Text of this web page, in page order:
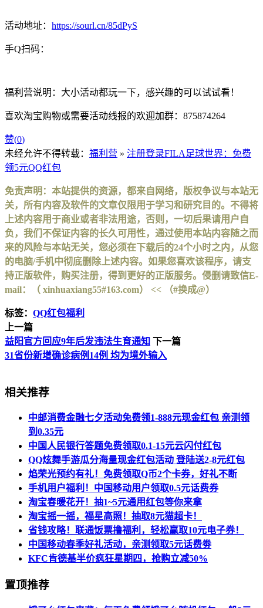
活动地址： https://sourl.cn/85dPyS
手Q扫码：
福利营说明：大小活动都玩一下，感兴趣的可以试试看！
喜欢淘宝购物或需要活动线报的欢迎加群：875874264
赞(0)
未经允许不得转载： 福利营 » 注册登录FILA足球世界：免费
领5元QQ红包
免责声明：本站提供的资源，都来自网络，版权争议与本站无
关，所有内容及软件的文章仅限用于学习和研究目的。不得将
上述内容用于商业或者非法用途，否则，一切后果请用户自
负，我们不保证内容的长久可用性，通过使用本站内容随之而
来的风险与本站无关，您必须在下载后的24个小时之内，从您
的电脑/手机中彻底删除上述内容。如果您喜欢该程序，请支
持正版软件，购买注册，得到更好的正版服务。侵删请致信E-
mail：（ xinhuaxiang55#163.com） << （#换成@）
标签： QQ红包福利
上一篇
益阳官方回应9年后发违法生育通知 下一篇
31省份新增确诊病例14例 均为境外输入
相关推荐
中邮消费金融七夕活动免费领1-888元现金红包 亲测领
到0.35元
中国人民银行答题免费领取0.1-15元云闪付红包
QQ炫舞手游瓜分海量现金红包活动 登陆送2-8元红包
焰荣光预约有礼！免费领取Q币2个卡券，好礼不断
手机用户福利！中国移动用户领取0.5元话费券
淘宝春暖花开！抽1~5元通用红包等你来拿
淘宝摇一摇，福星高照！抽取8元猫超卡！
省钱攻略！联通饭票撸福利，轻松赢取10元电子券！
中国移动春季好礼活动，亲测领取5元话费劵
KFC肯德基半价疯狂星期四，抢购立减50%
置顶推荐